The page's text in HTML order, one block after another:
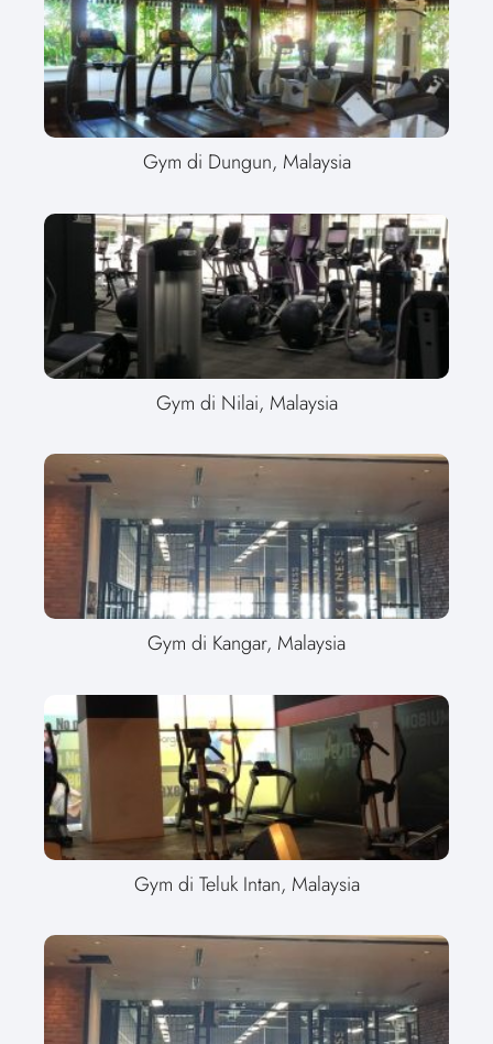
Gym di Dungun, Malaysia
Gym di Nilai, Malaysia
Gym di Kangar, Malaysia
Gym di Teluk Intan, Malaysia